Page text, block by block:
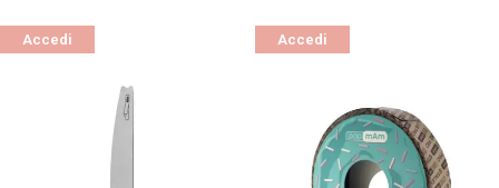
Accedi Accedi